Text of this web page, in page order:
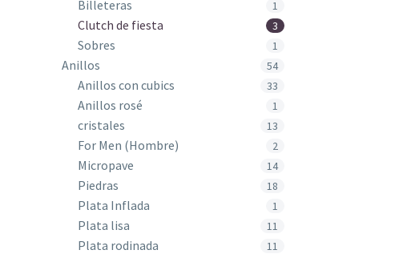
Billeteras 1
Clutch de fiesta 3
Sobres 1
Anillos 54
Anillos con cubics 33
Anillos rosé 1
cristales 13
For Men (Hombre) 2
Micropave 14
Piedras 18
Plata Inflada 1
Plata lisa 11
Plata rodinada 11